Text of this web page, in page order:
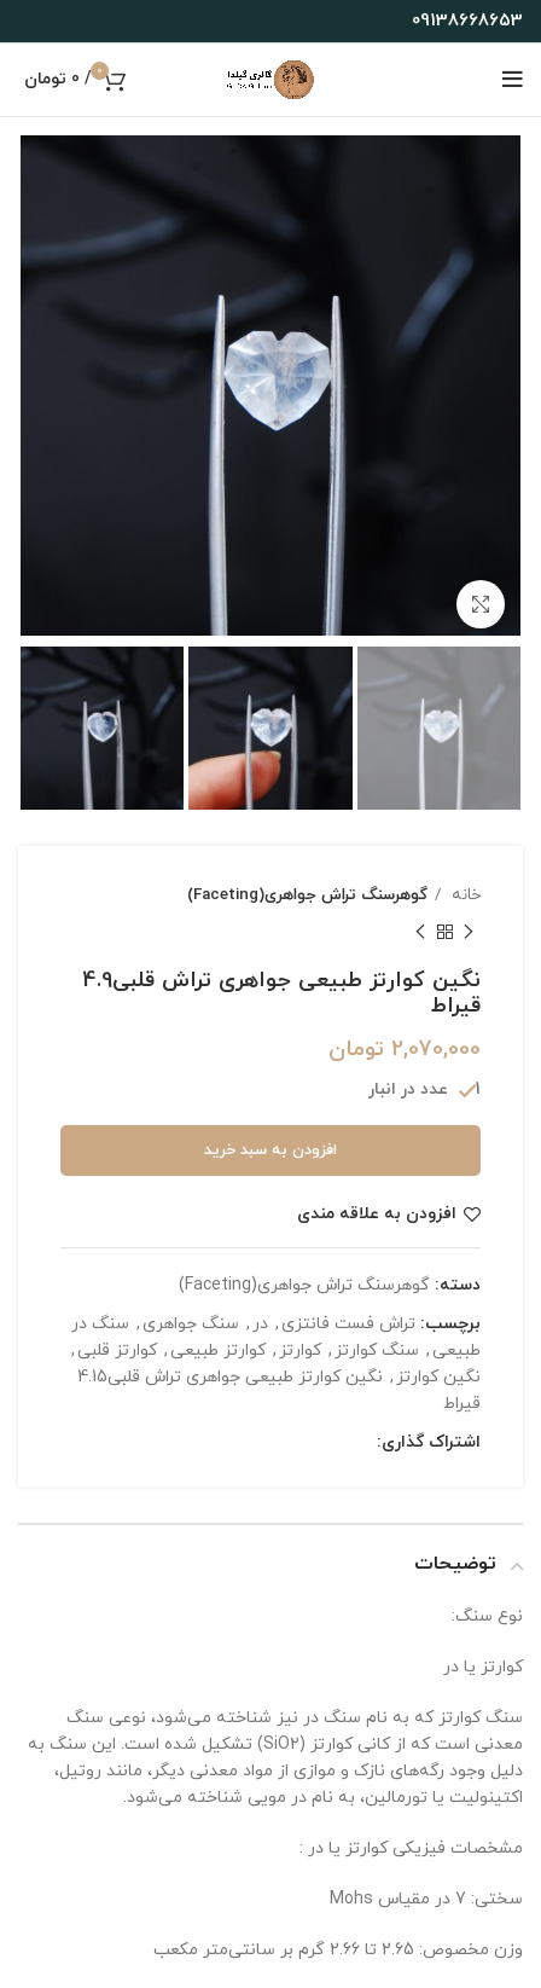
09138668653
0
/
0 تومان
خانه گوهرسنگ تراش جواهری(Faceting)
نگین کوارتز طبیعی جواهری تراش قلبی4.9
قیراط
2,070,000 تومان
1 عدد در انبار
افزودن به سبد خرید
افزودن به علاقه مندی
دسته: گوهرسنگ تراش جواهری(Faceting)
برچسب: تراش فست فانتزی , در , سنگ جواهری , سنگ در
طبیعی , سنگ کوارتز , کوارتز , کوارتز طبیعی , کوارتز قلبی ,
نگین کوارتز ,
نگین کوارتز طبیعی جواهری تراش قلبی4.15
قیراط
اشتراک گذاری:
توضیحات
نوع سنگ:
کوارتز یا در
سنگ کوارتز که به نام سنگ در نیز شناخته می‌شود، نوعی سنگ
معدنی است که از کانی کوارتز (SiO2) تشکیل شده است. این سنگ به
دلیل وجود رگه‌های نازک و موازی از مواد معدنی دیگر، مانند روتیل،
اکتینولیت یا تورمالین، به نام در مویی شناخته می‌شود.
مشخصات فیزیکی کوارتز یا در :
سختی: 7 در مقیاس Mohs
وزن مخصوص: 2.65 تا 2.66 گرم بر سانتی‌متر مکعب